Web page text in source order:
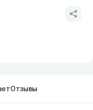
Отзывы